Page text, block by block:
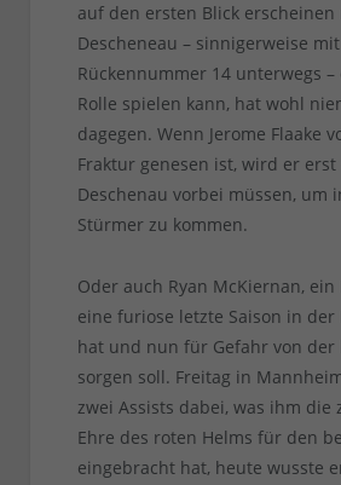
auf den ersten Blick erscheinen
Descheneau – sinnigerweise
Rückennummer 14 unterwegs
Rolle spielen kann, hat wohl
dagegen. Wenn Jerome Flaake
Fraktur genesen ist, wird er
Deschenau vorbei müssen, um
Stürmer zu kommen.
Oder auch Ryan McKiernan,
eine furiose letzte Saison in der
hat und nun für Gefahr von der
sorgen soll. Freitag in
zwei Assists dabei, was ihm die
Ehre des roten Helms für den
eingebracht hat, heute wusste